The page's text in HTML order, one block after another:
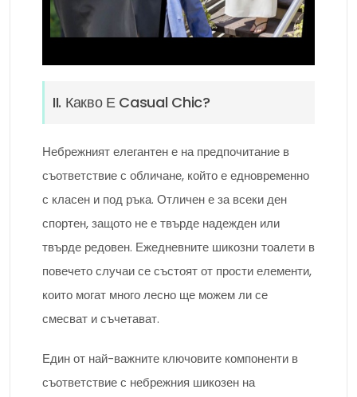
II. Какво Е Casual Chic?
Небрежният елегантен е на предпочитание в
съответствие с обличане, който е едновременно
с класен и под ръка. Отличен е за всеки ден
спортен, защото не е твърде надежден или
твърде редовен. Ежедневните шикозни тоалети в
повечето случаи се състоят от прости елементи,
които могат много лесно ще можем ли се
смесват и съчетават.
Един от най-важните ключовите компоненти в
съответствие с небрежния шикозен на